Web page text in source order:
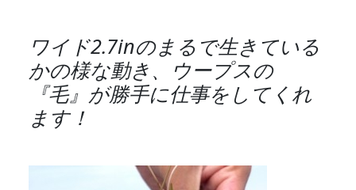
ワイド2.7inのまるで生きている
かの様な動き、ウープスの
『毛』が勝手に仕事をしてくれ
ます！